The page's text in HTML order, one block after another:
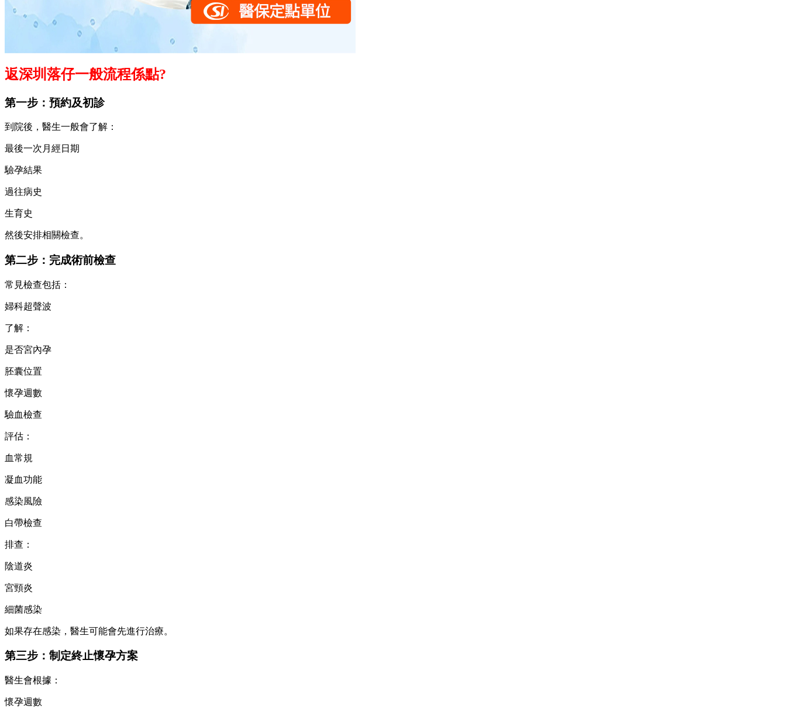
返深圳落仔一般流程係點?
第一步：預約及初診
到院後，醫生一般會了解：
最後一次月經日期
驗孕結果
過往病史
生育史
然後安排相關檢查。
第二步：完成術前檢查
常見檢查包括：
婦科超聲波
了解：
是否宮內孕
胚囊位置
懷孕週數
驗血檢查
評估：
血常規
凝血功能
感染風險
白帶檢查
排查：
陰道炎
宮頸炎
細菌感染
如果存在感染，醫生可能會先進行治療。
第三步：制定終止懷孕方案
醫生會根據：
懷孕週數